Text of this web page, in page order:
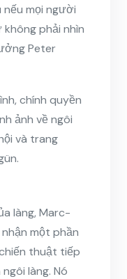
nếu mọi người
phải nhìn
Peter
chính quyền
ảnh về ngôi
và trang
làng, Marc-
một phần
thuật tiếp
làng. Nó